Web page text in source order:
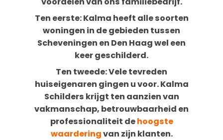
Ten eerste: Kalma heeft alle soorten
woningen in de gebieden tussen
Scheveningen en Den Haag wel een
keer geschilderd.
Ten tweede: Vele tevreden
huiseigenaren gingen u voor. Kalma
Schilders krijgt ten aanzien van
vakmanschap, betrouwbaarheid en
professionaliteit dehoogste
waarderingvan zijn klanten.